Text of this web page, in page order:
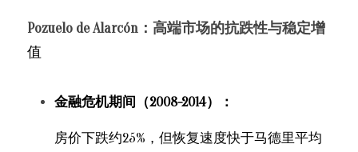
Pozuelo de Alarcón：高端市场的抗跌性与稳定增
值
金融危机期间（2008-2014）：
房价下跌约25%，但恢复速度快于马德里平均